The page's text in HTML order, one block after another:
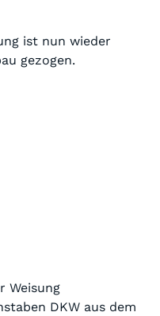
ist nun wieder
gezogen.
Weisung
DKW aus dem